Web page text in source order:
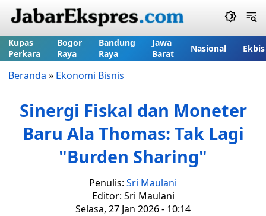
Kupas
Perkara
Bogor
Raya
Bandung
Raya
Jawa
Barat
Nasional Ekbis
Beranda » Ekonomi Bisnis
Sinergi Fiskal dan Moneter
Baru Ala Thomas: Tak Lagi
"Burden Sharing"
Penulis: Sri Maulani
Editor: Sri Maulani
Selasa, 27 Jan 2026 - 10:14